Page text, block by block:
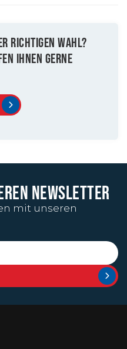
RICHTIGEN WAHL?
IHNEN GERNE
NEWSLETTER
mit unseren